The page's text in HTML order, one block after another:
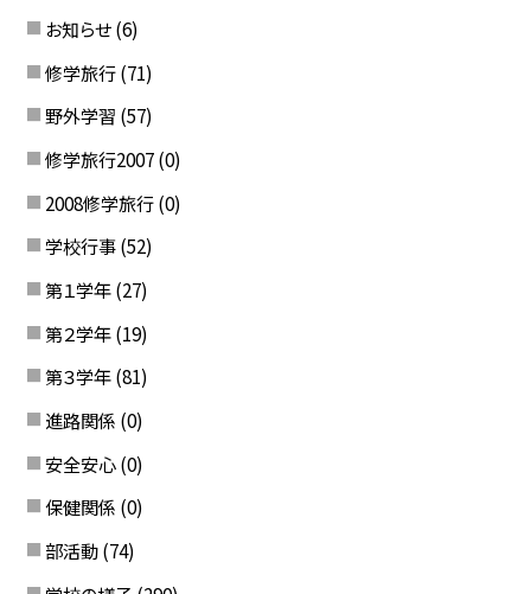
お知らせ (6)
修学旅行 (71)
野外学習 (57)
修学旅行2007 (0)
2008修学旅行 (0)
学校行事 (52)
第１学年 (27)
第２学年 (19)
第３学年 (81)
進路関係 (0)
安全安心 (0)
保健関係 (0)
部活動 (74)